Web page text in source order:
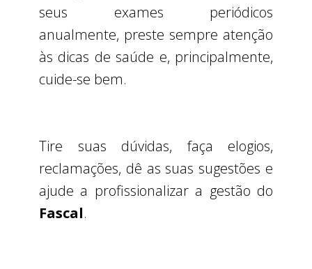
seus exames periódicos
anualmente, preste sempre atenção
às dicas de saúde e, principalmente,
cuide-se bem.
Tire suas dúvidas, faça elogios,
reclamações, dê as suas sugestões e
ajude a profissionalizar a gestão do
Fascal.